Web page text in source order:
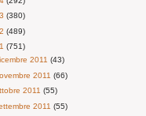
(380)
(489)
(751)
2011 (43)
2011 (66)
2011 (55)
2011 (55)